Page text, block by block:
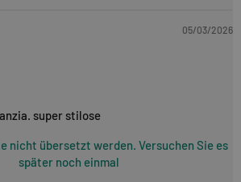
05/03/2026
super stilose
nicht übersetzt werden. Versuchen Sie es
später noch einmal